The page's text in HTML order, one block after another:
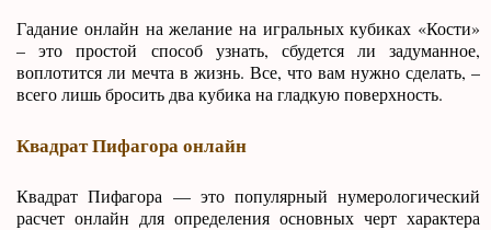
Гадание онлайн на желание на игральных кубиках «Кости»
– это простой способ узнать, сбудется ли задуманное,
воплотится ли мечта в жизнь. Все, что вам нужно сделать, –
всего лишь бросить два кубика на гладкую поверхность.
Квадрат Пифагора онлайн
Квадрат Пифагора — это популярный нумерологический
расчет онлайн для определения основных черт характера